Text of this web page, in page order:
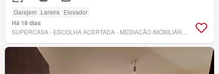
Garajem Lareira Elevador
Há 18 dias